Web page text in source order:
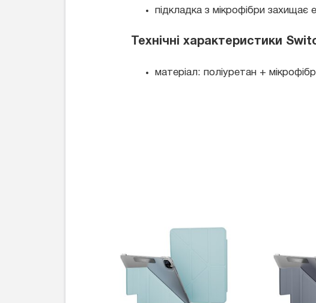
підкладка з мікрофібри захищає
Технічні характеристики
матеріал: поліуретан +